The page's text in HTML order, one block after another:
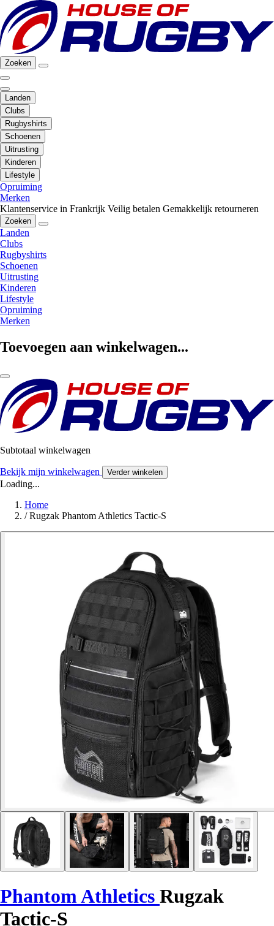
Zoeken
Landen
Clubs
Rugbyshirts
Schoenen
Uitrusting
Kinderen
Lifestyle
Opruiming
Merken
Klantenservice in Frankrijk Veilig betalen Gemakkelijk retourneren
Zoeken
Landen
Clubs
Rugbyshirts
Schoenen
Uitrusting
Kinderen
Lifestyle
Opruiming
Merken
Toevoegen aan winkelwagen...
Subtotaal winkelwagen
Bekijk mijn winkelwagen Verder winkelen
Loading...
Home
/ Rugzak Phantom Athletics Tactic-S
Phantom Athletics Rugzak
Tactic-S